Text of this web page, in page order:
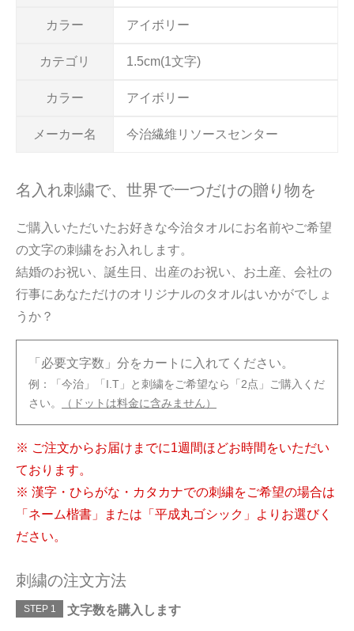
カラー アイボリー
カテゴリ 1.5cm(1文字)
カラー アイボリー
メーカー名 今治繊維リソースセンター
名入れ刺繍で、世界で一つだけの贈り物を
ご購入いただいたお好きな今治タオルにお名前やご希望
の文字の刺繍をお入れします。
結婚のお祝い、誕生日、出産のお祝い、お土産、会社の
行事にあなただけのオリジナルのタオルはいかがでしょ
うか？
「必要文字数」分をカートに入れてください。
例：「今治」「I.T」と刺繍をご希望なら「2点」ご購入くだ
さい。
（ドットは料金に含みません）
※ ご注文からお届けまでに1週間ほどお時間をいただい
ております。
※ 漢字・ひらがな・カタカナでの刺繍をご希望の場合は
「ネーム楷書」または「平成丸ゴシック」よりお選びく
ださい。
刺繍の注文方法
STEP 1 文字数を購入します